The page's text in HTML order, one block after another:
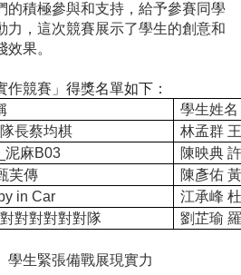
的積極參與和支持，給予參賽同學
力，這次競賽展示了學生的創意和
果。
作競賽」 得獎名單如下：
學生姓名
長蔡均棋 林孟群
泥麻B03
陳映典
芙傳 陳彥佑
in Car 江承峰
對對對對對隊 劉芷瑜
生緊張備戰展現實力